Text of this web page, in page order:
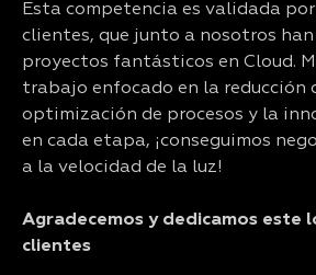
Esta competencia es validada
clientes, que junto a nosotros
proyectos fantásticos en Cloud.
trabajo enfocado en la reducción
optimización de procesos y la
en cada etapa, ¡conseguimos
a la velocidad de la luz!
Agradecemos y dedicamos este
clientes